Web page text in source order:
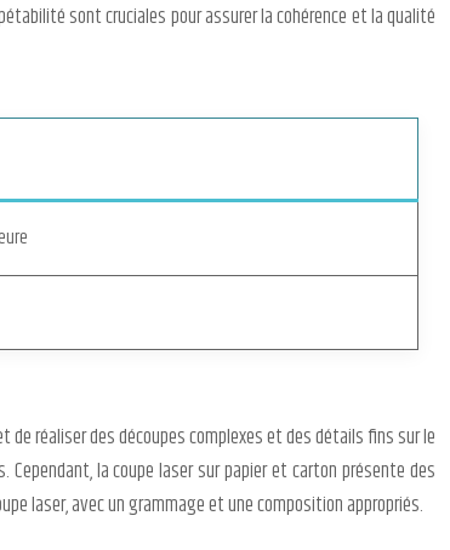
sont cruciales pour assurer la cohérence et la qualité
réaliser des découpes complexes et des détails fins sur le
la coupe laser sur papier et carton présente des
laser, avec un grammage et une composition appropriés.